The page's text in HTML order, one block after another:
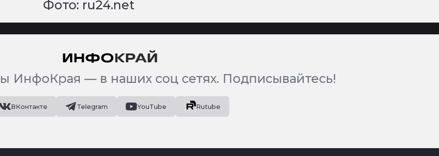
Фото: ru24.net
ИнфоКрая — в наших соц сетях. Подписывайтесь!
ВКонтакте Telegram YouTube Rutube